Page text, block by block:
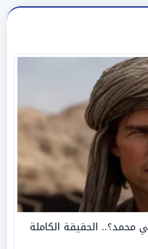
الحقيقة الكاملة